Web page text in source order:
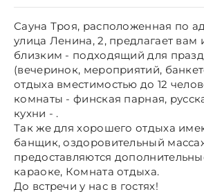
Сауна Троя, расположенная по
улица Ленина, 2, предлагает вам
близким - подходящий для
(вечеринок, мероприятий,
отдыха вместимостью до 12
комнаты - финская парная,
кухни - .
Так же для хорошего отдыха
банщик, оздоровительный
предоставляются
караоке, Комната отдыха.
До встречи у нас в гостях!